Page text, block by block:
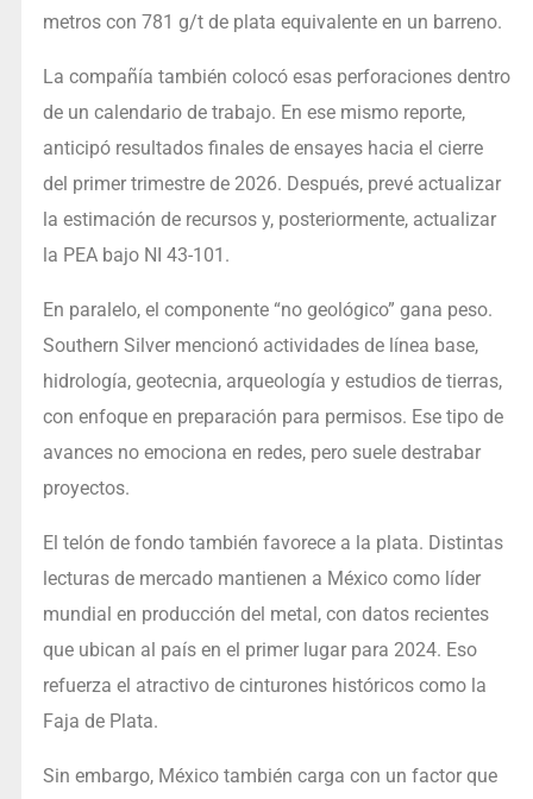
metros con 781 g/t de plata equivalente en un barreno.
La compañía también colocó esas perforaciones dentro
de un calendario de trabajo. En ese mismo reporte,
anticipó resultados finales de ensayes hacia el cierre
del primer trimestre de 2026. Después, prevé actualizar
la estimación de recursos y, posteriormente, actualizar
la PEA bajo NI 43-101.
En paralelo, el componente “no geológico” gana peso.
Southern Silver mencionó actividades de línea base,
hidrología, geotecnia, arqueología y estudios de tierras,
con enfoque en preparación para permisos. Ese tipo de
avances no emociona en redes, pero suele destrabar
proyectos.
El telón de fondo también favorece a la plata. Distintas
lecturas de mercado mantienen a México como líder
mundial en producción del metal, con datos recientes
que ubican al país en el primer lugar para 2024. Eso
refuerza el atractivo de cinturones históricos como la
Faja de Plata.
Sin embargo, México también carga con un factor que